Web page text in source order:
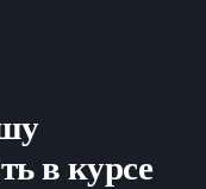
в курсе